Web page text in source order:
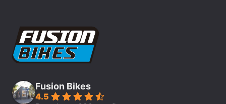
Fusion Bikes
4.5